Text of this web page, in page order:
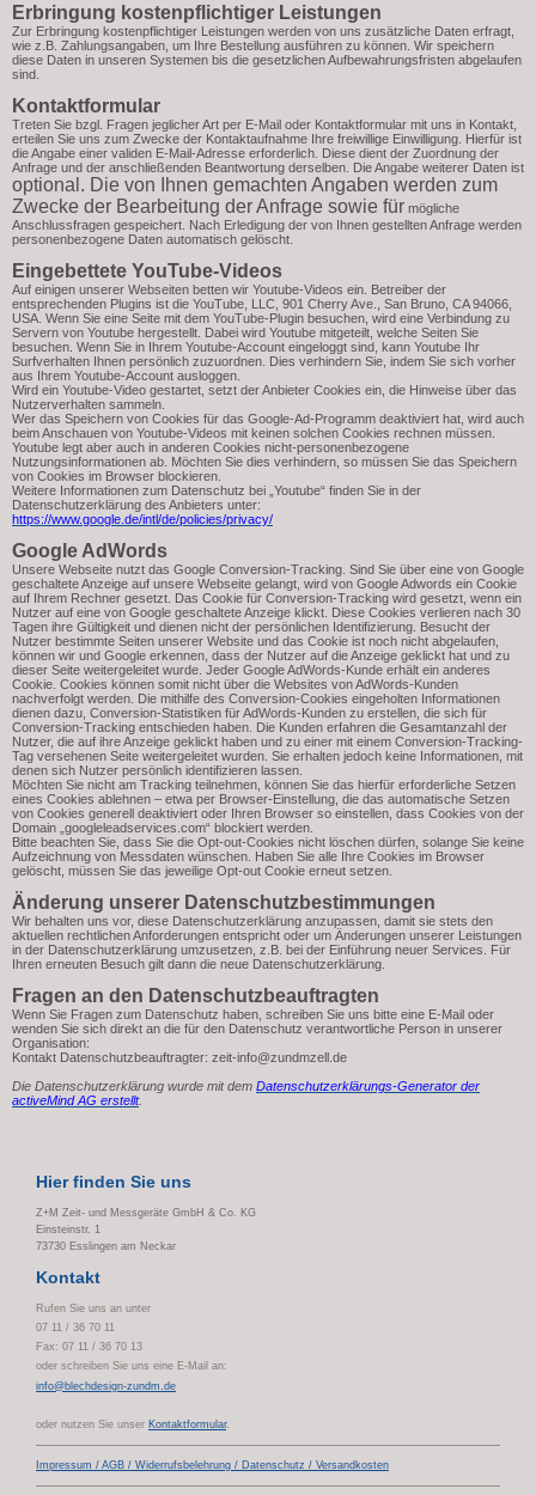
Erbringung kostenpflichtiger Leistungen
Zur Erbringung kostenpflichtiger Leistungen werden von uns zusätzliche Daten erfragt,
wie z.B. Zahlungsangaben, um Ihre Bestellung ausführen zu können. Wir speichern
diese Daten in unseren Systemen bis die gesetzlichen Aufbewahrungsfristen abgelaufen
sind.
Kontaktformular
Treten Sie bzgl. Fragen jeglicher Art per E-Mail oder Kontaktformular mit uns in Kontakt,
erteilen Sie uns zum Zwecke der Kontaktaufnahme Ihre freiwillige Einwilligung. Hierfür ist
die Angabe einer validen E-Mail-Adresse erforderlich. Diese dient der Zuordnung der
Anfrage und der anschließenden Beantwortung derselben. Die Angabe weiterer Daten ist
optional. Die von Ihnen gemachten Angaben werden zum
Zwecke der Bearbeitung der Anfrage sowie für mögliche
Anschlussfragen gespeichert. Nach Erledigung der von Ihnen gestellten Anfrage werden
personenbezogene Daten automatisch gelöscht.
Eingebettete YouTube-Videos
Auf einigen unserer Webseiten betten wir Youtube-Videos ein. Betreiber der
entsprechenden Plugins ist die YouTube, LLC, 901 Cherry Ave., San Bruno, CA 94066,
USA. Wenn Sie eine Seite mit dem YouTube-Plugin besuchen, wird eine Verbindung zu
Servern von Youtube hergestellt. Dabei wird Youtube mitgeteilt, welche Seiten Sie
besuchen. Wenn Sie in Ihrem Youtube-Account eingeloggt sind, kann Youtube Ihr
Surfverhalten Ihnen persönlich zuzuordnen. Dies verhindern Sie, indem Sie sich vorher
aus Ihrem Youtube-Account ausloggen.
Wird ein Youtube-Video gestartet, setzt der Anbieter Cookies ein, die Hinweise über das
Nutzerverhalten sammeln.
Wer das Speichern von Cookies für das Google-Ad-Programm deaktiviert hat, wird auch
beim Anschauen von Youtube-Videos mit keinen solchen Cookies rechnen müssen.
Youtube legt aber auch in anderen Cookies nicht-personenbezogene
Nutzungsinformationen ab. Möchten Sie dies verhindern, so müssen Sie das Speichern
von Cookies im Browser blockieren.
Weitere Informationen zum Datenschutz bei „Youtube“ finden Sie in der
Datenschutzerklärung des Anbieters unter:
https://www.google.de/intl/de/policies/privacy/
Google AdWords
Unsere Webseite nutzt das Google Conversion-Tracking. Sind Sie über eine von Google
geschaltete Anzeige auf unsere Webseite gelangt, wird von Google Adwords ein Cookie
auf Ihrem Rechner gesetzt. Das Cookie für Conversion-Tracking wird gesetzt, wenn ein
Nutzer auf eine von Google geschaltete Anzeige klickt. Diese Cookies verlieren nach 30
Tagen ihre Gültigkeit und dienen nicht der persönlichen Identifizierung. Besucht der
Nutzer bestimmte Seiten unserer Website und das Cookie ist noch nicht abgelaufen,
können wir und Google erkennen, dass der Nutzer auf die Anzeige geklickt hat und zu
dieser Seite weitergeleitet wurde. Jeder Google AdWords-Kunde erhält ein anderes
Cookie. Cookies können somit nicht über die Websites von AdWords-Kunden
nachverfolgt werden. Die mithilfe des Conversion-Cookies eingeholten Informationen
dienen dazu, Conversion-Statistiken für AdWords-Kunden zu erstellen, die sich für
Conversion-Tracking entschieden haben. Die Kunden erfahren die Gesamtanzahl der
Nutzer, die auf ihre Anzeige geklickt haben und zu einer mit einem Conversion-Tracking-
Tag versehenen Seite weitergeleitet wurden. Sie erhalten jedoch keine Informationen, mit
denen sich Nutzer persönlich identifizieren lassen.
Möchten Sie nicht am Tracking teilnehmen, können Sie das hierfür erforderliche Setzen
eines Cookies ablehnen – etwa per Browser-Einstellung, die das automatische Setzen
von Cookies generell deaktiviert oder Ihren Browser so einstellen, dass Cookies von der
Domain „googleleadservices.com“ blockiert werden.
Bitte beachten Sie, dass Sie die Opt-out-Cookies nicht löschen dürfen, solange Sie keine
Aufzeichnung von Messdaten wünschen. Haben Sie alle Ihre Cookies im Browser
gelöscht, müssen Sie das jeweilige Opt-out Cookie erneut setzen.
Änderung unserer Datenschutzbestimmungen
Wir behalten uns vor, diese Datenschutzerklärung anzupassen, damit sie stets den
aktuellen rechtlichen Anforderungen entspricht oder um Änderungen unserer Leistungen
in der Datenschutzerklärung umzusetzen, z.B. bei der Einführung neuer Services. Für
Ihren erneuten Besuch gilt dann die neue Datenschutzerklärung.
Fragen an den Datenschutzbeauftragten
Wenn Sie Fragen zum Datenschutz haben, schreiben Sie uns bitte eine E-Mail oder
wenden Sie sich direkt an die für den Datenschutz verantwortliche Person in unserer
Organisation:
Kontakt Datenschutzbeauftragter: zeit-info@zundmzell.de
Die Datenschutzerklärung wurde mit dem Datenschutzerklärungs-Generator der
activeMind AG erstellt.
Hier finden Sie uns
Z+M Zeit- und Messgeräte GmbH & Co. KG
Einsteinstr. 1
73730 Esslingen am Neckar
Kontakt
Rufen Sie uns an unter
07 11 / 36 70 11
Fax: 07 11 / 36 70 13
oder schreiben Sie uns eine E-Mail an:
info@blechdesign-zundm.de
oder nutzen Sie unser Kontaktformular.
Impressum / AGB / Widerrufsbelehrung / Datenschutz / Versandkosten